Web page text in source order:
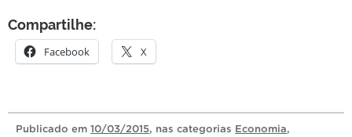
Compartilhe:
Facebook X
Publicado em 10/03/2015, nas categorias Economia,